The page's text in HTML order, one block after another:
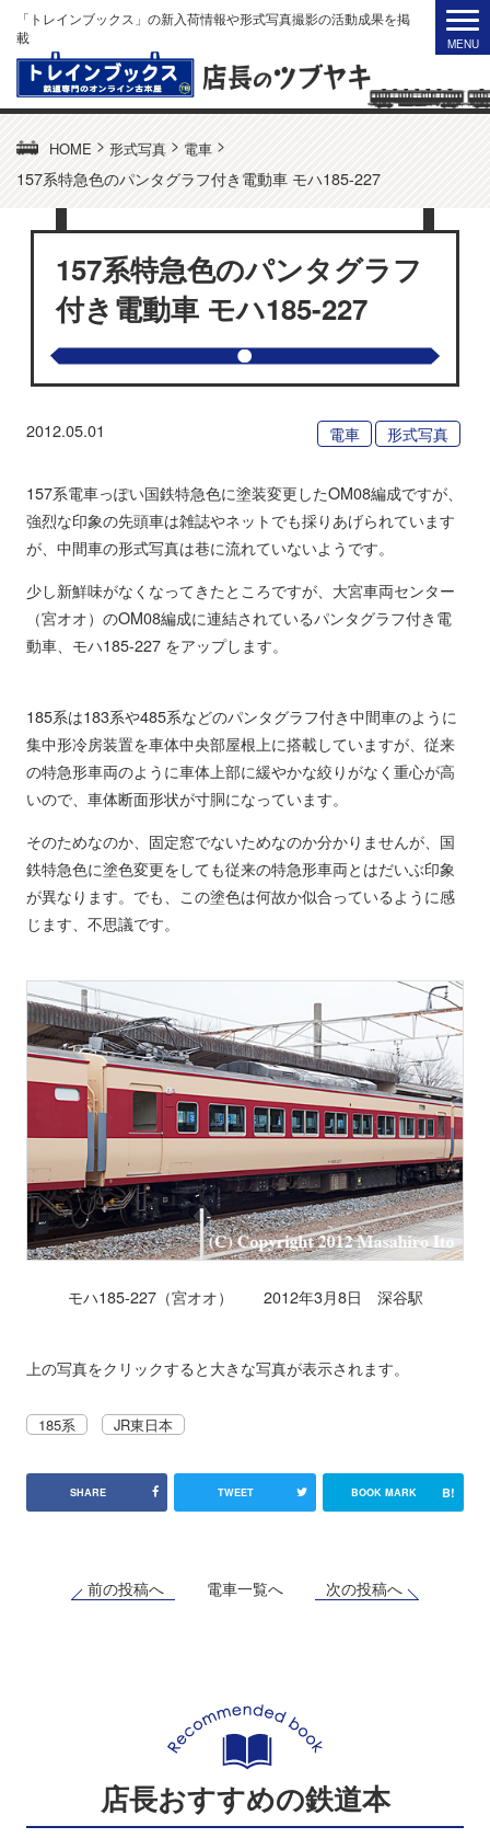
「トレインブックス」の新入荷情報や形式写真撮影の活動成果を掲
載
HOME > 形式写真 > 電車 >
157系特急色のパンタグラフ付き電動車 モハ185-227
157系特急色のパンタグラフ
付き電動車 モハ185-227
2012.05.01 電車 形式写真
157系電車っぽい国鉄特急色に塗装変更したOM08編成ですが、
強烈な印象の先頭車は雑誌やネットでも採りあげられています
が、中間車の形式写真は巷に流れていないようです。
少し新鮮味がなくなってきたところですが、大宮車両センター
（宮オオ）のOM08編成に連結されているパンタグラフ付き電
動車、モハ185-227 をアップします。
185系は183系や485系などのパンタグラフ付き中間車のように
集中形冷房装置を車体中央部屋根上に搭載していますが、従来
の特急形車両のように車体上部に緩やかな絞りがなく重心が高
いので、車体断面形状が寸胴になっています。
そのためなのか、固定窓でないためなのか分かりませんが、国
鉄特急色に塗色変更をしても従来の特急形車両とはだいぶ印象
が異なります。でも、この塗色は何故か似合っているように感
じます、不思議です。
モハ185-227（宮オオ） 2012年3月8日 深谷駅
上の写真をクリックすると大きな写真が表示されます。
185系 JR東日本
SHARE TWEET BOOK MARK B!
前の投稿へ 電車一覧へ 次の投稿へ
店長おすすめの鉄道本